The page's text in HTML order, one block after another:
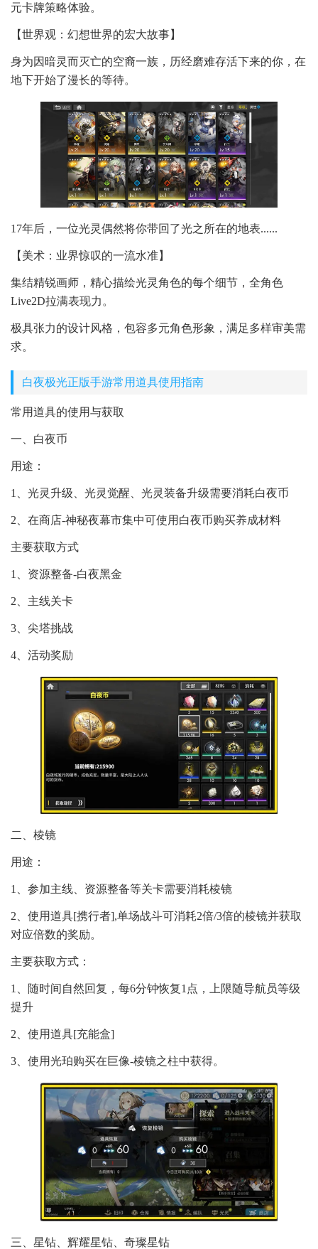
元卡牌策略体验。
【世界观：幻想世界的宏大故事】
身为因暗灵而灭亡的空裔一族，历经磨难存活下来的你，在
地下开始了漫长的等待。
17年后，一位光灵偶然将你带回了光之所在的地表......
【美术：业界惊叹的一流水准】
集结精锐画师，精心描绘光灵角色的每个细节，全角色
Live2D拉满表现力。
极具张力的设计风格，包容多元角色形象，满足多样审美需
求。
白夜极光正版手游常用道具使用指南
常用道具的使用与获取
一、白夜币
用途：
1、光灵升级、光灵觉醒、光灵装备升级需要消耗白夜币
2、在商店-神秘夜幕市集中可使用白夜币购买养成材料
主要获取方式
1、资源整备-白夜黑金
2、主线关卡
3、尖塔挑战
4、活动奖励
二、棱镜
用途：
1、参加主线、资源整备等关卡需要消耗棱镜
2、使用道具[携行者],单场战斗可消耗2倍/3倍的棱镜并获取
对应倍数的奖励。
主要获取方式：
1、随时间自然回复，每6分钟恢复1点，上限随导航员等级
提升
2、使用道具[充能盒]
3、使用光珀购买在巨像-棱镜之柱中获得。
三、星钻、辉耀星钻、奇璨星钻